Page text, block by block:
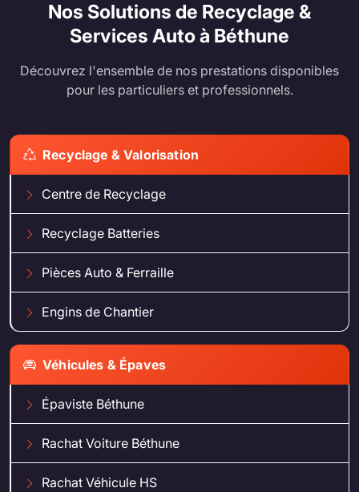
Nos Solutions de Recyclage &
Services Auto à Béthune
Découvrez l'ensemble de nos prestations disponibles
pour les particuliers et professionnels.
Recyclage & Valorisation
Centre de Recyclage
Recyclage Batteries
Pièces Auto & Ferraille
Engins de Chantier
Véhicules & Épaves
Épaviste Béthune
Rachat Voiture Béthune
Rachat Véhicule HS